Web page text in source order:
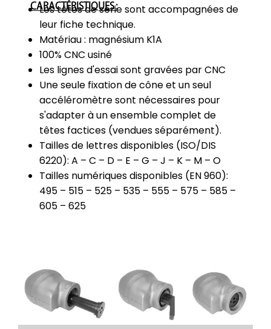
CARACTÉRISTIQUES :
Les têtes de série sont accompagnées de
leur fiche technique.
Matériau : magnésium K1A
100% CNC usiné
Les lignes d'essai sont gravées par CNC
Une seule fixation de cône et un seul
accéléromètre sont nécessaires pour
s'adapter à un ensemble complet de
têtes factices (vendues séparément).
Tailles de lettres disponibles (ISO/DIS
6220): A – C – D – E – G – J – K – M – O
Tailles numériques disponibles (EN 960):
495 – 515 – 525 – 535 – 555 – 575 – 585 –
605 – 625